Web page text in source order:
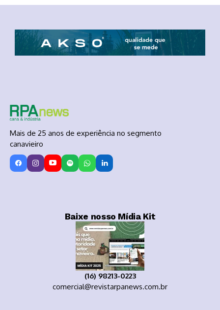
Mais de 25 anos de experiência no segmento
canavieiro
Baixe nosso Mídia Kit
(16) 98213-0223
comercial@revistarpanews.com.br